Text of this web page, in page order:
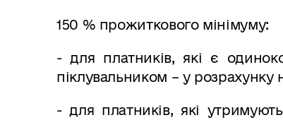
150 % прожиткового мінімуму:
- для платників, які є
піклувальником – у розрахунку
- для платників, які